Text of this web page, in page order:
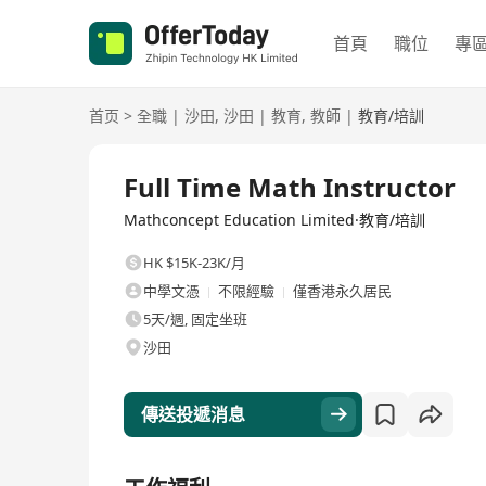
首頁 職位 專
首页 > 全職 | 沙田, 沙田 | 教育, 教師 | 教育/培訓
Full Time Math Instructor
Mathconcept Education Limited·教育/培訓
HK $15K-23K/月
中學文憑
不限經驗
僅香港永久居民
5天/週, 固定坐班
沙田
傳送投遞消息